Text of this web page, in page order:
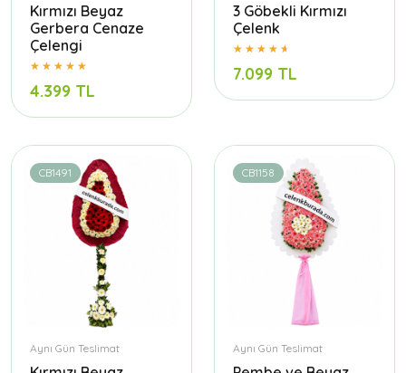
Kırmızı Beyaz
Gerbera Cenaze
Çelengi
4.399 TL
3 Göbekli Kırmızı
Çelenk
7.099 TL
CB1491
Aynı Gün Teslimat
CB1158
Aynı Gün Teslimat